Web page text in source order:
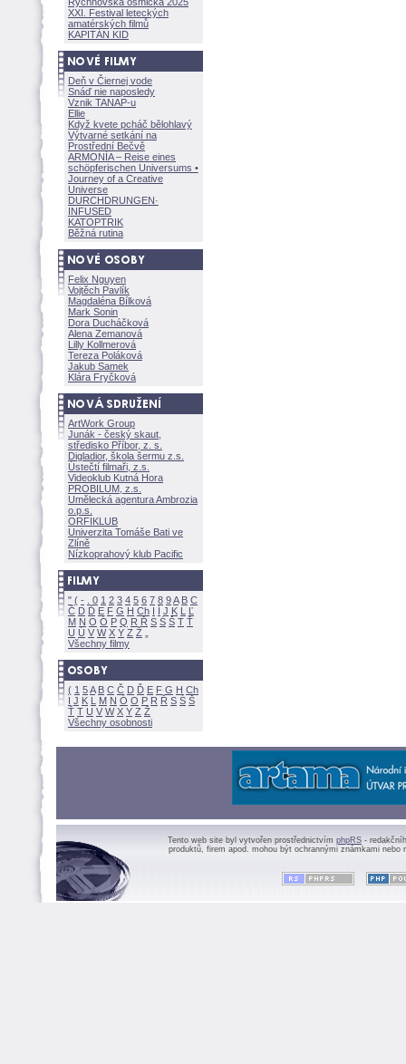
XXI. Festival leteckých
amatérských filmů
KAPITÁN KID
Deň v Čiernej vode
Snáď nie naposledy
Vznik TANAP-u
Ellie
Když kvete pcháč bělohlavý
Výtvarné setkání na
Prostřední Bečvě
ARMONÍA – Reise eines
schöpferischen Universums •
Journey of a Creative
Universe
DURCHDRUNGEN·
INFUSED
KATOPTRIK
Běžná rutina
Felix Nguyen
Vojtěch Pavlík
Magdaléna Bílkov
Mark Sonin
Dora Ducháčkov
Alena Zemanov
Lilly Kollmerov
Tereza Polákov
Jakub Samek
Klára Fryčkov
ArtWork Group
Junák - český skaut,
středisko Příbor, z. s.
Digladior, škola šermu z.s.
Ústečtí filmaři, z.s.
Videoklub Kutná Hora
PROBILUM, z.s.
Umělecká agentura Ambrozia
o.p.s.
ORFIKLUB
Univerzita Tomáše Bati ve
Zlíně
Nízkoprahový klub Pacific
" ( - 0 1 2 3 4 5 6 7 8 9A B C
Č D Ď E F G H Ch I Í J K L
Ľ
M N O Ó P Q R Ř S Ś T Ť
U Ú V W X Y Z
Všechny filmy
( 1 5A B C Č D Ď E F G H Ch
I J K L M N Ó O P R Ř S Ś
Ť T U V W X Y Z
Všechny osobnosti
Tento web site byl vytvořen prostřednictvím phpRS -
produktů, firem apod. mohou být ochrannými známkami